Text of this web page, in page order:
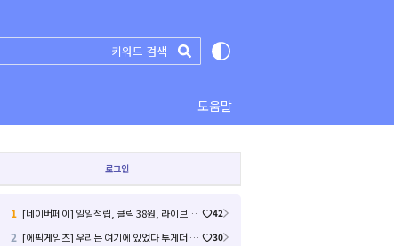
도움말
로그인
1 [네이버페이] 일일적립, 클릭 38원, 라이브예고 2원 (8) 42
2 [에픽게임즈] 우리는 여기에 있었다 투게더 (무료) (3) 30